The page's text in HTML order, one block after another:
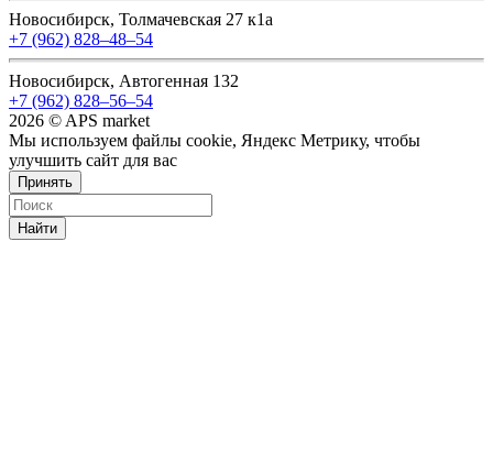
Новосибирск, Толмачевская 27 к1а
+7 (962) 828‒48‒54
Новосибирск, Автогенная 132
+7 (962) 828‒56‒54
2026 © APS market
Мы используем файлы cookie, Яндекс Метрику, чтобы
улучшить сайт для вас
Принять
Найти